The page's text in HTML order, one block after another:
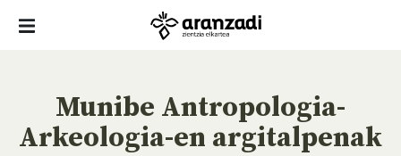
Munibe Antropologia-
Arkeologia-en argitalpenak